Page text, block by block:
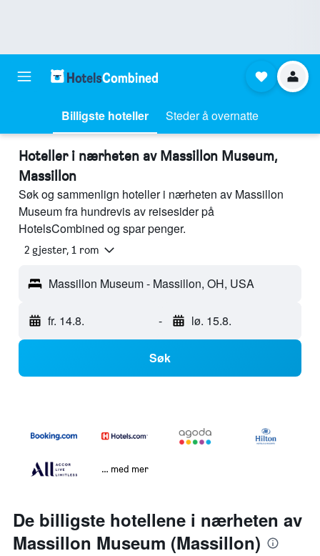
Billigste hoteller Steder å overnatte
Hoteller i nærheten av Massillon Museum,
Massillon
Søk og sammenlign hoteller i nærheten av Massillon
Museum fra hundrevis av reisesider på
HotelsCombined og spar penger.
2 gjester, 1 rom
Massillon Museum - Massillon, OH, USA
fr. 14.8. - lø. 15.8.
Søk
… med mer
De billigste hotellene i nærheten av
Massillon Museum (Massillon)